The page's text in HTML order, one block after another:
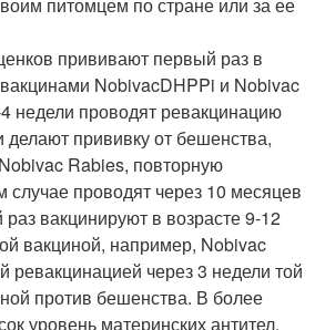
прививают первый раз в
NobivacDHPPi и Nobivac
недели проводят ревакцинацию
прививку от бешенства,
Rabies, повторную
случае проводят через 10 месяцев
вакцинируют в возрасте 9-12
вакциной, например, Nobivac
ревакцинацией через 3 недели той
против бешенства. В более
уровень материнских антител,